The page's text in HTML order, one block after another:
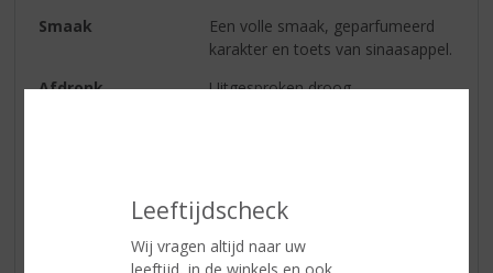
Leeftijdscheck
Wij vragen altijd naar uw
Smaak
Een volle smaak, geparfumeerd
karakter en toets van sinaasappel.
Afdronk
Uitgesproken droog.
Schrijf een review
Er zijn nog geen reviews geplaatst voor dit product